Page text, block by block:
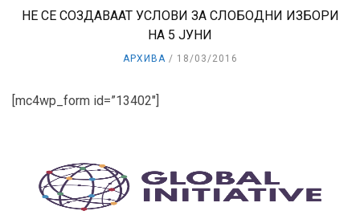
НЕ СЕ СОЗДАВААТ УСЛОВИ ЗА СЛОБОДНИ ИЗБОРИ
НА 5 ЈУНИ
АРХИВА 18/03/2016
[mc4wp_form id=”13402″]